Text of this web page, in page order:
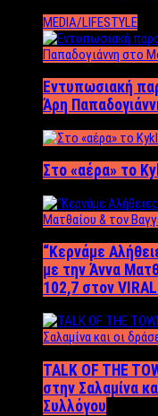
MEDIA/LIFESTYLE
Εντυπωσιακή
Άρη
Στο «αέρα» το
“Kερνάμε
με την Άννα
102,7 στον VIRAL
TALK OF THE
στην Σαλαμίνα
Συλλόγου